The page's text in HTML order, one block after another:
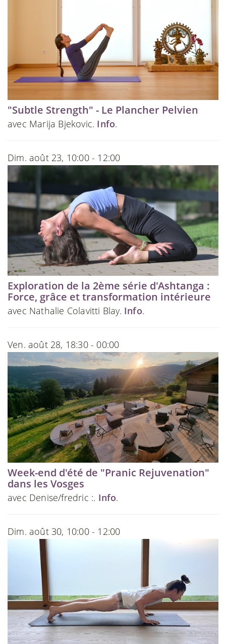
"Subtle Strength" - Le Plancher Pelvien
avec Marija Bjekovic. Info.
Dim. août 23, 10:00 - 12:00
Exploration de la 2ème série d'Ashtanga :
Force, grâce et transformation intérieure
avec Nathalie Colavitti Blay. Info.
Ven. août 28, 18:30 - 00:00
Week-end d'été de "Pranic Rejuvenation"
dans les Vosges
avec Denise/fredric :. Info.
Dim. août 30, 10:00 - 12:00